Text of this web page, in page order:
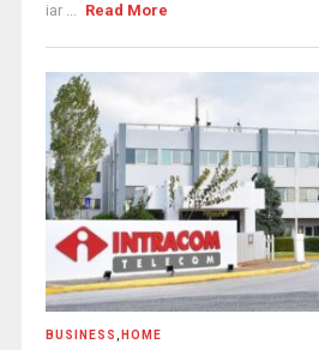
iar ... Read More
BUSINESS HOME